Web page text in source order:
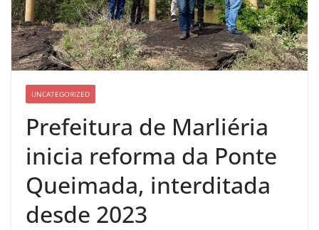
UNCATEGORIZED
Prefeitura de Marliéria
inicia reforma da Ponte
Queimada, interditada
desde 2023